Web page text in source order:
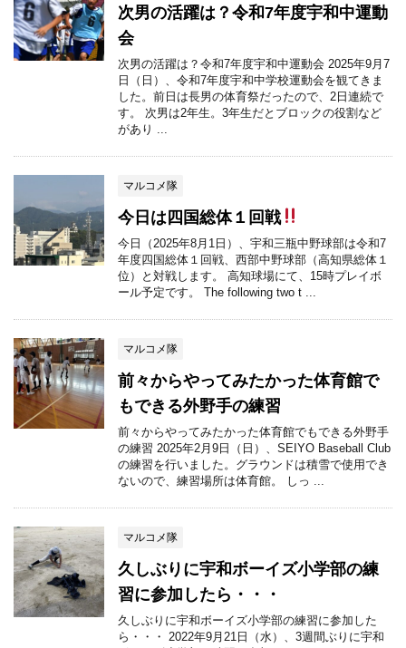
次男の活躍は？令和7年度宇和中運動
会
次男の活躍は？令和7年度宇和中運動会 2025年9月7
日（日）、令和7年度宇和中学校運動会を観てきま
した。前日は長男の体育祭だったので、2日連続で
す。 次男は2年生。3年生だとブロックの役割など
があり ...
マルコメ隊
今日は四国総体１回戦
今日（2025年8月1日）、宇和三瓶中野球部は令和7
年度四国総体１回戦、西部中野球部（高知県総体１
位）と対戦します。 高知球場にて、15時プレイボ
ール予定です。 The following two t ...
マルコメ隊
前々からやってみたかった体育館で
もできる外野手の練習
前々からやってみたかった体育館でもできる外野手
の練習 2025年2月9日（日）、SEIYO Baseball Club
の練習を行いました。グラウンドは積雪で使用でき
ないので、練習場所は体育館。 しっ ...
マルコメ隊
久しぶりに宇和ボーイズ小学部の練
習に参加したら・・・
久しぶりに宇和ボーイズ小学部の練習に参加した
ら・・・ 2022年9月21日（水）、3週間ぶりに宇和